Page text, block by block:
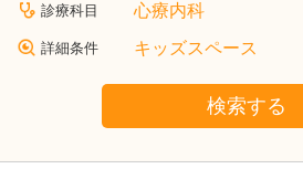
診療科目 心療内科
詳細条件 キッズスペース
検索する